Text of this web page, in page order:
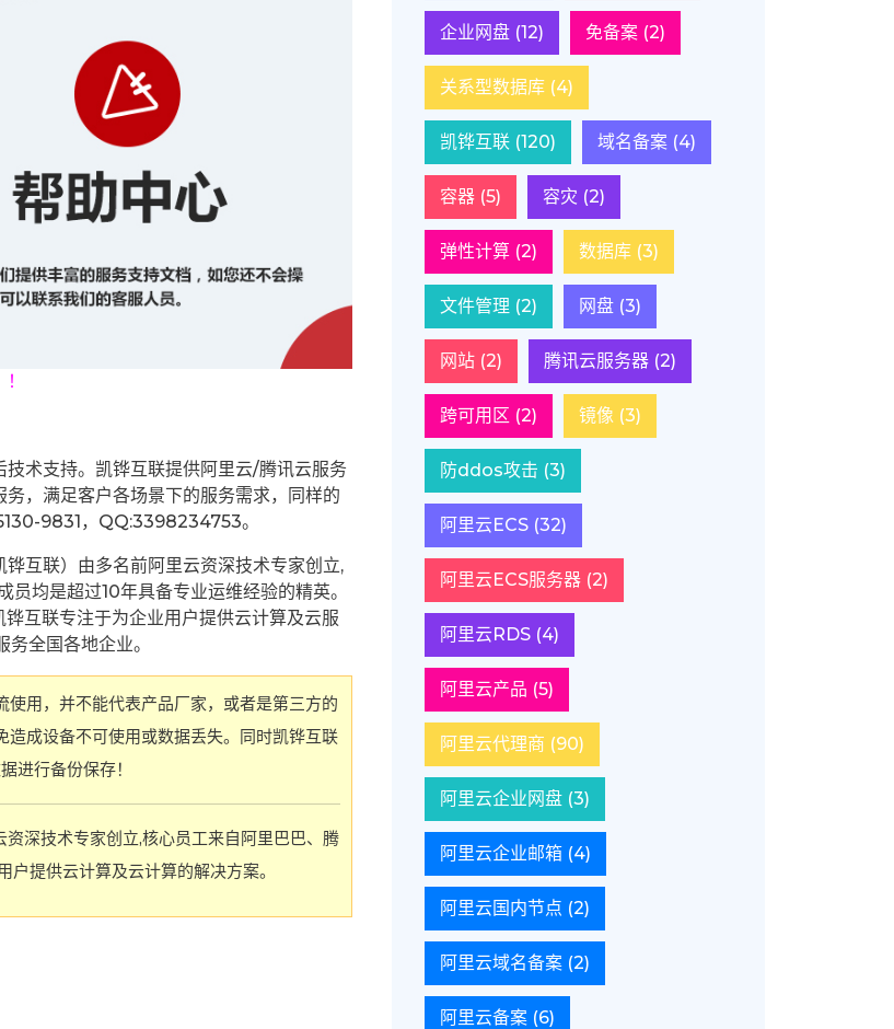
术支持。凯铧互联提供阿里云/腾讯云服务
，满足客户各场景下的服务需求，同样的
9831，QQ:3398234753。
互联）由多名前阿里云资深技术专家创立,
均是超过10年具备专业运维经验的精英。
互联专注于为企业用户提供云计算及云服
全国各地企业。
用，并不能代表产品厂家，或者是第三方的
成设备不可使用或数据丢失。同时凯铧互联
进行备份保存！
深技术专家创立,核心员工来自阿里巴巴、腾
提供云计算及云计算的解决方案。
企业网盘(12) 免备案(2)
关系型数据库(4)
凯铧互联(120) 域名备案(4)
容器(5) 容灾 (2)
弹性计算(2) 数据库(3)
文件管理 (2) 网盘(3)
网站(2) 腾讯云服务器(2)
跨可用区 (2) 镜像 (3)
防ddos攻击 (3)
阿里云ECS(32)
阿里云ECS服务器(2)
阿里云RDS(4)
阿里云产品 (5)
阿里云代理商 (90)
阿里云企业网盘(3)
阿里云企业邮箱(4)
阿里云国内节点 (2)
阿里云域名备案(2)
阿里云备案(6)